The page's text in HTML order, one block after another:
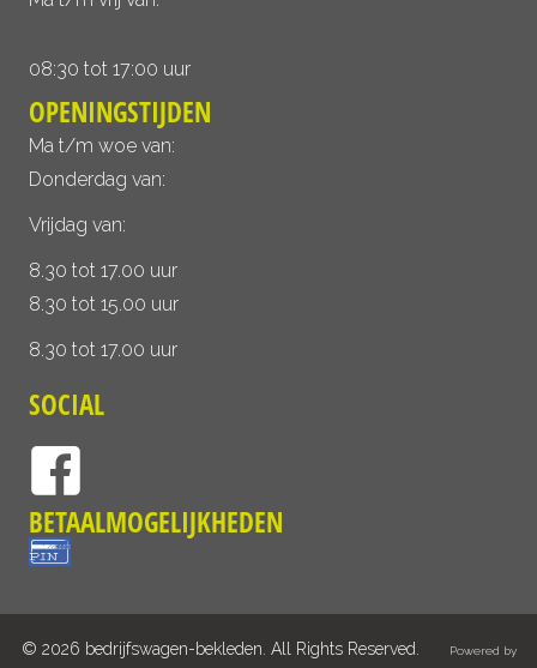
08:30 tot 17:00 uur
OPENINGSTIJDEN
Ma t/m woe van:
Donderdag van:
Vrijdag van:
8.30 tot 17.00 uur
8.30 tot 15.00 uur
8.30 tot 17.00 uur
SOCIAL
BETAALMOGELIJKHEDEN
© 2026 bedrijfswagen-bekleden. All Rights Reserved. Powered by